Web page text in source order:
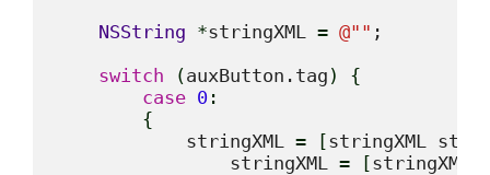
NSString *stringXML = @"" ;
switch
(auxButton.tag )
{
case 0 :
{
            stringXML
= [stringXML
                stringXML
= [stringXML